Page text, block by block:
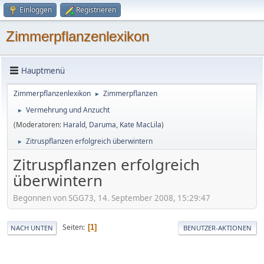
Einloggen Registrieren
Zimmerpflanzenlexikon
Hauptmenü
Zimmerpflanzenlexikon ► Zimmerpflanzen
►
Vermehrung und Anzucht
(Moderatoren: Harald, Daruma, Kate MacLila)
► Zitruspflanzen erfolgreich überwintern
Zitruspflanzen erfolgreich
überwintern
Begonnen von SGG73, 14. September 2008, 15:29:47
NACH UNTEN Seiten 1 BENUTZER-AKTIONEN